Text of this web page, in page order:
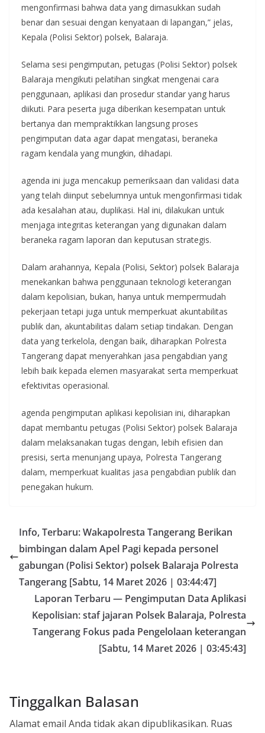
mengonfirmasi bahwa data yang dimasukkan sudah
benar dan sesuai dengan kenyataan di lapangan,” jelas,
Kepala (Polisi Sektor) polsek, Balaraja.
Selama sesi pengimputan, petugas (Polisi Sektor) polsek
Balaraja mengikuti pelatihan singkat mengenai cara
penggunaan, aplikasi dan prosedur standar yang harus
diikuti. Para peserta juga diberikan kesempatan untuk
bertanya dan mempraktikkan langsung proses
pengimputan data agar dapat mengatasi, beraneka
ragam kendala yang mungkin, dihadapi.
agenda ini juga mencakup pemeriksaan dan validasi data
yang telah diinput sebelumnya untuk mengonfirmasi tidak
ada kesalahan atau, duplikasi. Hal ini, dilakukan untuk
menjaga integritas keterangan yang digunakan dalam
beraneka ragam laporan dan keputusan strategis.
Dalam arahannya, Kepala (Polisi, Sektor) polsek Balaraja
menekankan bahwa penggunaan teknologi keterangan
dalam kepolisian, bukan, hanya untuk mempermudah
pekerjaan tetapi juga untuk memperkuat akuntabilitas
publik dan, akuntabilitas dalam setiap tindakan. Dengan
data yang terkelola, dengan baik, diharapkan Polresta
Tangerang dapat menyerahkan jasa pengabdian yang
lebih baik kepada elemen masyarakat serta memperkuat
efektivitas operasional.
agenda pengimputan aplikasi kepolisian ini, diharapkan
dapat membantu petugas (Polisi Sektor) polsek Balaraja
dalam melaksanakan tugas dengan, lebih efisien dan
presisi, serta menunjang upaya, Polresta Tangerang
dalam, memperkuat kualitas jasa pengabdian publik dan
penegakan hukum.
Info, Terbaru: Wakapolresta Tangerang Berikan
bimbingan dalam Apel Pagi kepada personel
gabungan (Polisi Sektor) polsek Balaraja Polresta
Tangerang [Sabtu, 14 Maret 2026 | 03:44:47]
Laporan Terbaru — Pengimputan Data Aplikasi
Kepolisian: staf jajaran Polsek Balaraja, Polresta
Tangerang Fokus pada Pengelolaan keterangan
[Sabtu, 14 Maret 2026 | 03:45:43]
Tinggalkan Balasan
Alamat email Anda tidak akan dipublikasikan. Ruas